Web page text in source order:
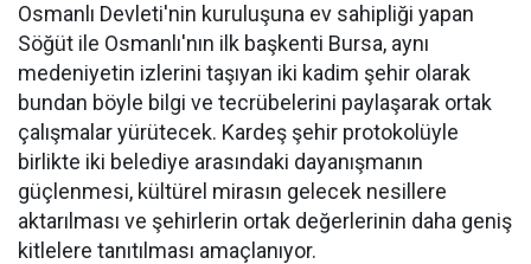
Osmanlı Devleti'nin kuruluşuna ev sahipliği yapan
Söğüt ile Osmanlı'nın ilk başkenti Bursa, aynı
medeniyetin izlerini taşıyan iki kadim şehir olarak
bundan böyle bilgi ve tecrübelerini paylaşarak ortak
çalışmalar yürütecek. Kardeş şehir protokolüyle
birlikte iki belediye arasındaki dayanışmanın
güçlenmesi, kültürel mirasın gelecek nesillere
aktarılması ve şehirlerin ortak değerlerinin daha geniş
kitlelere tanıtılması amaçlanıyor.